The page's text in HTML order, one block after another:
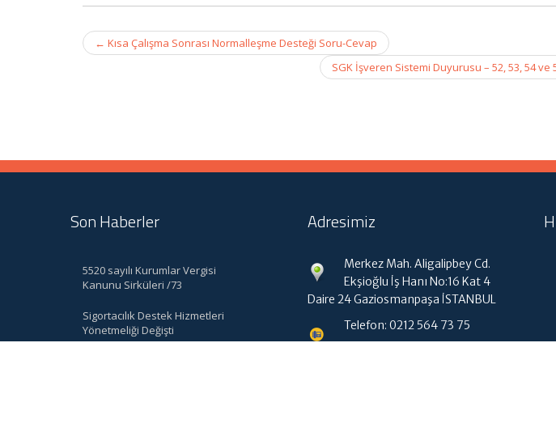
Post
navigation
← Kısa Çalışma Sonrası Normalleşme Desteği Soru-Cevap
SGK İşveren Sistemi Duyurusu – 52, 53, 54
Son Haberler
5520 sayılı Kurumlar Vergisi
Kanunu Sirküleri /73
Sigortacılık Destek Hizmetleri
Yönetmeliği Değişti
Adresimiz
Merkez Mah. Aligalipbey Cd.
Ekşioğlu İş Hanı No:16 Kat 4
Daire 24 Gaziosmanpaşa İSTANBUL
Telefon: 0212 564 73 75